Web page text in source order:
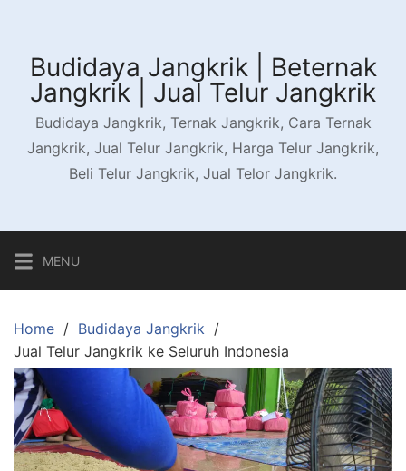
contentBudidaya Jangkrik | Beternak
Jangkrik | Jual Telur Jangkrik
Budidaya Jangkrik, Ternak Jangkrik, Cara Ternak
Jangkrik, Jual Telur Jangkrik, Harga Telur Jangkrik,
Beli Telur Jangkrik, Jual Telor Jangkrik.
MENU
Home
Budidaya Jangkrik
Jual Telur Jangkrik ke Seluruh Indonesia